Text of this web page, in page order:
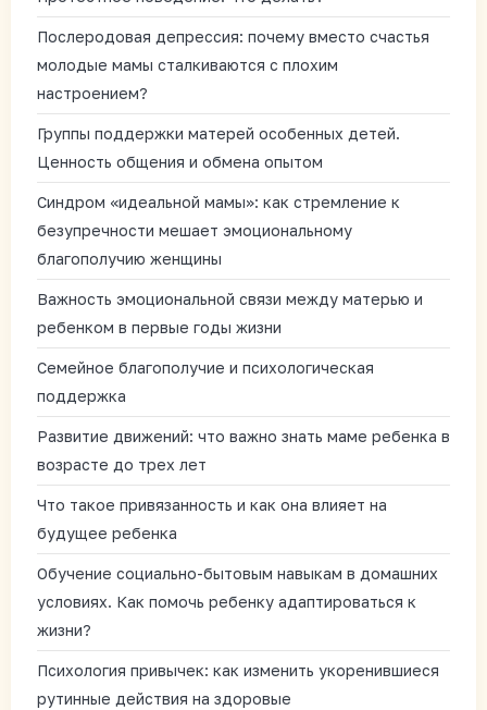
Послеродовая депрессия: почему вместо счастья
молодые мамы сталкиваются с плохим
настроением?
Группы поддержки матерей особенных детей.
Ценность общения и обмена опытом
Синдром «идеальной мамы»: как стремление к
безупречности мешает эмоциональному
благополучию женщины
Важность эмоциональной связи между матерью и
ребенком в первые годы жизни
Семейное благополучие и психологическая
поддержка
Развитие движений: что важно знать маме ребенка в
возрасте до трех лет
Что такое привязанность и как она влияет на
будущее ребенка
Обучение социально-бытовым навыкам в домашних
условиях. Как помочь ребенку адаптироваться к
жизни?
Психология привычек: как изменить укоренившиеся
рутинные действия на здоровые